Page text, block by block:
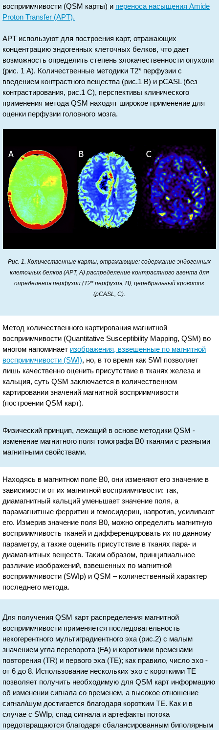
восприимчивости (QSM карты) и переноса насыщения Amide
Proton Transfer (APT).
APT используют для построения карт, отражающих
концентрацию эндогенных клеточных белков, что дает
возможность определить степень злокачественности опухоли
(рис. 1 A). Количественные методики T2* перфузии с
введением контрастного вещества (рис.1 B) и pCASL (без
контрастирования, рис.1 C), перспективы клинического
применения метода QSM находят широкое применение для
оценки перфузии головного мозга.
Рис. 1. Количественные карты, отражающие: содержание эндогенных
клеточных белков (APT, A) распределение контрастного агента для
определения перфузии (T2* перфузия, B), церебральный кровоток
(pCASL, C).
Метод количественного картирования магнитной
восприимчивости (Quantitative Susceptibility Mapping, QSM) во
многом напоминает изображения, взвешенные по магнитной
восприимчивости (SWI), но, в то время как SWI позволяет
лишь качественно оценить присутствие в тканях железа и
кальция, суть QSM заключается в количественном
картировании значений магнитной восприимчивости
(построении QSM карт).
Физический принцип, лежащий в основе методики QSM -
изменение магнитного поля томографа B0 тканями с разными
магнитными свойствами.
Находясь в магнитном поле B0, они изменяют его значение в
зависимости от их магнитной восприимчивости: так,
диамагнитный кальций уменьшает значение поля, а
парамагнитные ферритин и гемосидерин, напротив, усиливают
его. Измерив значение поля B0, можно определить магнитную
восприимчивость тканей и дифференцировать их по данному
параметру, а также оценить присутствие в тканях пара- и
диамагнитных веществ. Таким образом, принципиальное
различие изображений, взвешенных по магнитной
восприимчивости (SWIp) и QSM – количественный характер
последнего метода.
Для получения QSM карт распределения магнитной
восприимчивости применяется последовательность
некогерентного мультиградиентного эха (рис.2) с малым
значением угла переворота (FA) и короткими временами
повторения (TR) и первого эха (TE); как правило, число эхо -
от 6 до 8. Использование нескольких эхо с короткими TE
позволяет получить необходимую для QSM карт информацию
об изменении сигнала со временем, а высокое отношение
сигнал/шум достигается благодаря коротким TE. Как и в
случае с SWIp, спад сигнала и артефакты потока
предотвращаются благодаря сбалансированным биполярным